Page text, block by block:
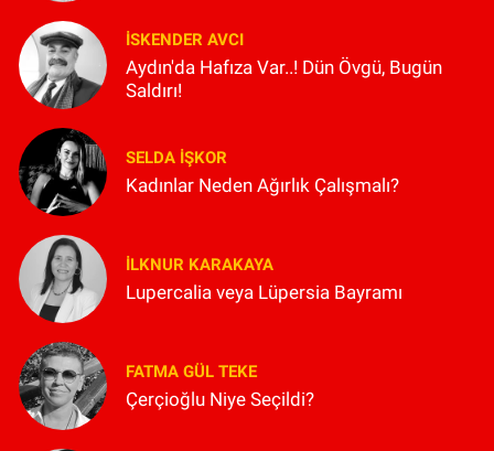
İSKENDER AVCI
Aydın'da Hafıza Var..! Dün Övgü, Bugün
Saldırı!
SELDA İŞKOR
Kadınlar Neden Ağırlık Çalışmalı?
İLKNUR KARAKAYA
Lupercalia veya Lüpersia Bayramı
FATMA GÜL TEKE
Çerçioğlu Niye Seçildi?